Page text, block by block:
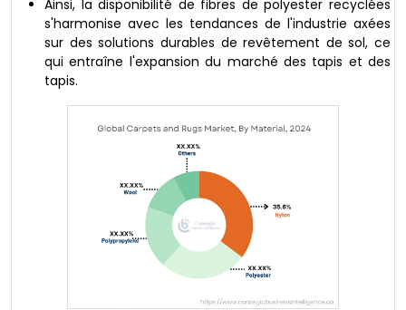
Ainsi, la disponibilité de fibres de polyester recyclées
s'harmonise avec les tendances de l'industrie axées
sur des solutions durables de revêtement de sol, ce
qui entraîne l'expansion du marché des tapis et des
tapis.